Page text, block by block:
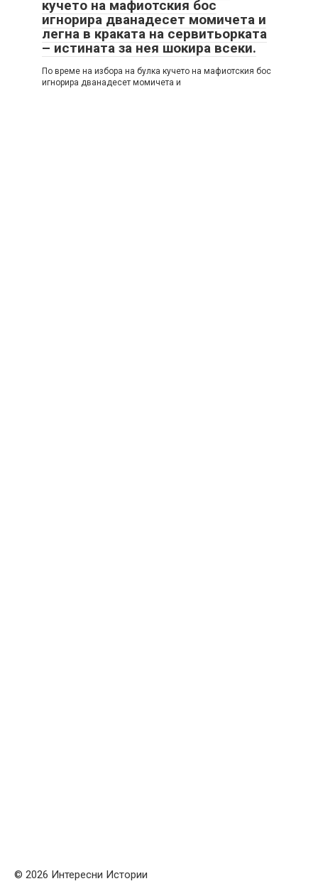
кучето на мафиотския бос
игнорира дванадесет момичета и
легна в краката на сервитьорката
– истината за нея шокира всеки.
По време на избора на булка кучето на мафиотския бос
игнорира дванадесет момичета и
© 2026 Интересни Истории